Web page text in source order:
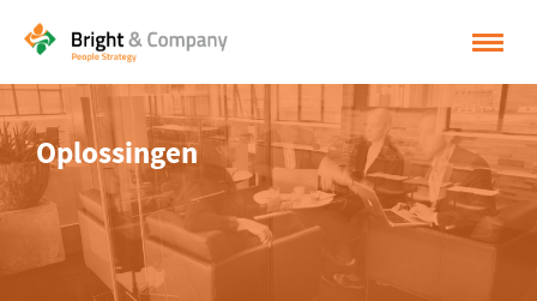
HOME
OPLOSSINGEN
CASES
INSPIRATIE
Oplossingen